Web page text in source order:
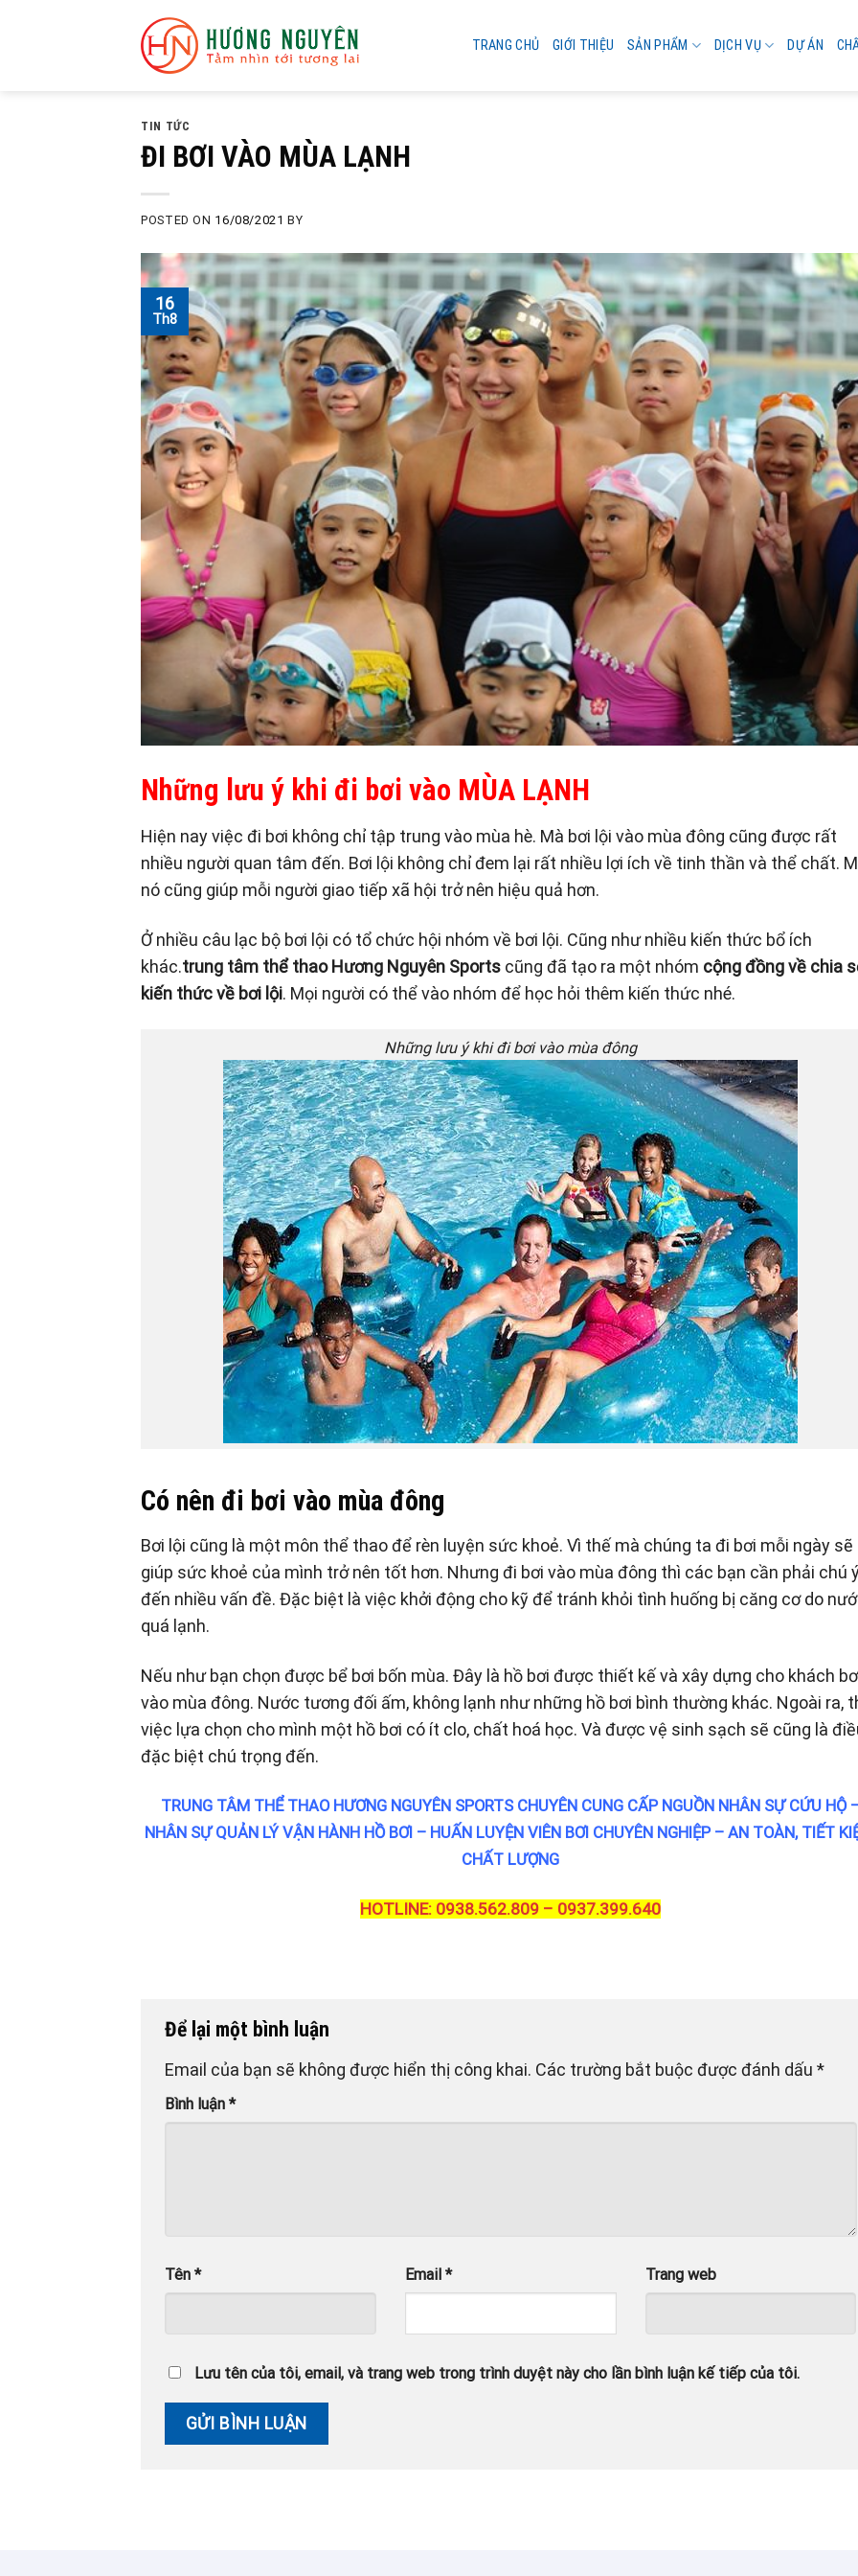
TRANG CHỦ GIỚI THIỆU SẢN PHẨM DỊCH VỤ DỰ ÁN
TIN TỨC
ĐI BƠI VÀO MÙA LẠNH
POSTED ON 16/08/2021 BY
16
Th8
Những lưu ý khi đi bơi vào MÙA LẠNH
Hiện nay việc đi bơi không chỉ tập trung vào mùa hè. Mà bơi lội vào mùa đông cũng được rất
nhiều người quan tâm đến. Bơi lội không chỉ đem lại rất nhiều lợi ích về tinh thần và thể chất.
nó cũng giúp mỗi người giao tiếp xã hội trở nên hiệu quả hơn.
Ở nhiều câu lạc bộ bơi lội có tổ chức hội nhóm về bơi lội. Cũng như nhiều kiến thức bổ ích
khác.trung tâm thể thao Hương Nguyên Sports cũng đã tạo ra một nhóm cộng đồng về chia
kiến thức về bơi lội. Mọi người có thể vào nhóm để học hỏi thêm kiến thức nhé.
Những lưu ý khi đi bơi vào mùa đông
Có nên đi bơi vào mùa đông
Bơi lội cũng là một môn thể thao để rèn luyện sức khoẻ. Vì thế mà chúng ta đi bơi mỗi ngày sẽ
giúp sức khoẻ của mình trở nên tốt hơn. Nhưng đi bơi vào mùa đông thì các bạn cần phải chú
đến nhiều vấn đề. Đặc biệt là việc khởi động cho kỹ để tránh khỏi tình huống bị căng cơ do
quá lạnh.
Nếu như bạn chọn được bể bơi bốn mùa. Đây là hồ bơi được thiết kế và xây dựng cho khách
vào mùa đông. Nước tương đối ấm, không lạnh như những hồ bơi bình thường khác. Ngoài ra,
việc lựa chọn cho mình một hồ bơi có ít clo, chất hoá học. Và được vệ sinh sạch sẽ cũng là
đặc biệt chú trọng đến.
TRUNG TÂM THỂ THAO HƯƠNG NGUYÊN SPORTS CHUYÊN CUNG CẤP NGUỒN NHÂN SỰ CỨU HỘ
NHÂN SỰ QUẢN LÝ VẬN HÀNH HỒ BƠI – HUẤN LUYỆN VIÊN BƠI CHUYÊN NGHIỆP – AN TOÀN, TIẾT
CHẤT LƯỢNG
HOTLINE: 0938.562.809 – 0937.399.640
Để lại một bình luận
Email của bạn sẽ không được hiển thị công khai. Các trường bắt buộc được đánh dấu *
Bình luận *
Tên * Email * Trang web
Lưu tên của tôi, email, và trang web trong trình duyệt này cho lần bình luận kế tiếp của tôi.